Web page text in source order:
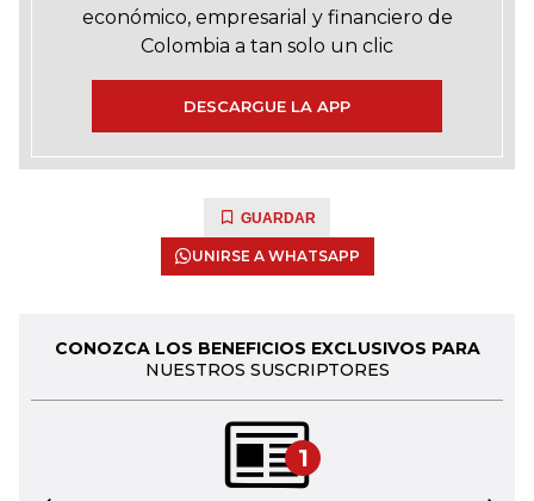
económico, empresarial y financiero de
Colombia a tan solo un clic
DESCARGUE LA APP
GUARDAR
UNIRSE A WHATSAPP
CONOZCA LOS BENEFICIOS EXCLUSIVOS PARA
NUESTROS SUSCRIPTORES
1